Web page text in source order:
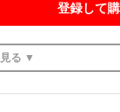
登録して
見る ▼